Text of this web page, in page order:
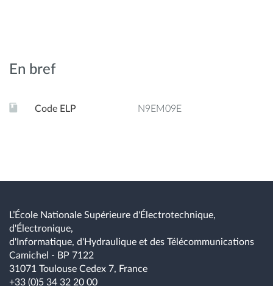
- Mise en œuvre d'un modèle hydrologique
En bref
Code ELP N9EM09E
L’École Nationale Supérieure d'Électrotechnique,
d'Électronique,
d'Informatique, d'Hydraulique et des Télécommunications
Camichel - BP 7122
31071 Toulouse Cedex 7, France
+33 (0)5 34 32 20 00